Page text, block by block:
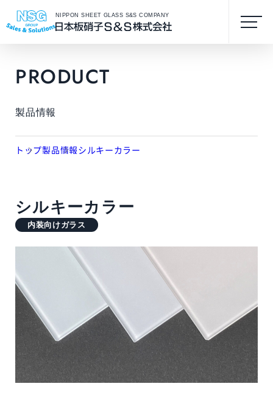
NIPPON SHEET GLASS S&S COMPANY
PRODUCT
製品情報
トップ製品情報シルキーカラー
シルキーカラー
内装向けガラス